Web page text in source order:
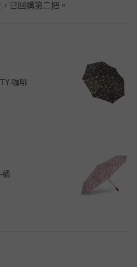
已回購第二把。
咖啡
橘